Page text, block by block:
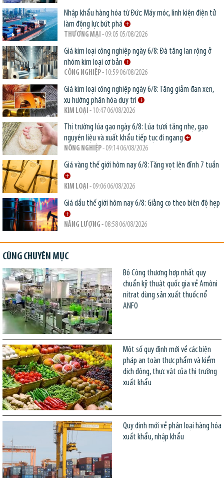
Nhập khẩu hàng hóa từ Đức: Máy móc, linh kiện điện tử
làm động lực bứt phá
THƯƠNG MẠI - 09:05 05/08/2026
Giá kim loại công nghiệp ngày 6/8: Đà tăng lan rộng ở
nhóm kim loại cơ bản
CÔNG NGHIỆP- 10:59 06/08/2026
Giá kim loại công nghiệp ngày 6/8: Tăng giảm đan xen,
xu hướng phân hóa duy trì
KIM LOẠI - 10:47 06/08/2026
Thị trường lúa gạo ngày 6/8: Lúa tươi tăng nhẹ, gạo
nguyên liệu và xuất khẩu tiếp tục đi ngang
NÔNG NGHIỆP- 09:14 06/08/2026
Giá vàng thế giới hôm nay 6/8: Tăng vọt lên đỉnh 7 tuần
KIM LOẠI - 09:06 06/08/2026
Giá dầu thế giới hôm nay 6/8: Giằng co theo biên độ hẹp
NĂNG LƯỢNG - 08:58 06/08/2026
CÙNG CHUYÊN MỤC
Bộ Công thương hợp nhất quy
chuẩn kỹ thuật quốc gia về Amôni
nitrat dùng sản xuất thuốc nổ
ANFO
Một số quy định mới về các biện
pháp an toàn thực phẩm và kiểm
dịch động, thực vật của thị trường
xuất khẩu
Quy định mới về phân loại hàng hóa
xuất khẩu, nhập khẩu